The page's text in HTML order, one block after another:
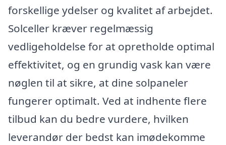
forskellige ydelser og kvalitet af arbejdet.
Solceller kræver regelmæssig
vedligeholdelse for at opretholde optimal
effektivitet, og en grundig vask kan være
nøglen til at sikre, at dine solpaneler
fungerer optimalt. Ved at indhente flere
tilbud kan du bedre vurdere, hvilken
leverandør der bedst kan imødekomme